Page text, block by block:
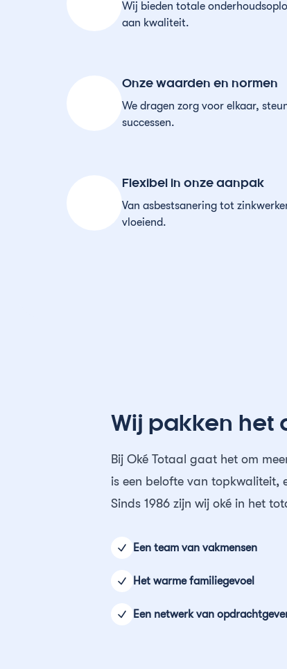
Wij bieden totale
aan kwaliteit.
Onze waarden en normen
We dragen zorg voor elkaar,
successen.
Flexibel in onze aanpak
Van asbestsanering tot
vloeiend.
Wij pakken het
Bij Oké Totaal gaat het om
is een belofte van topkwaliteit,
Sinds 1986 zijn wij oké in het
Een team van vakmensen
Het warme familiegevoel
Een netwerk van